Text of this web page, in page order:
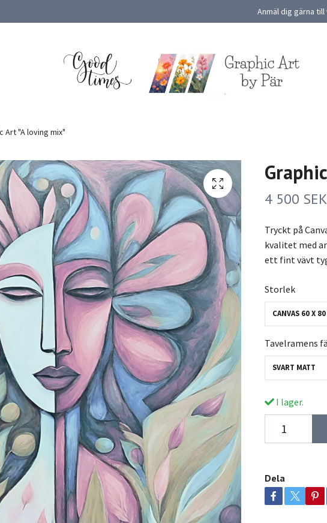
Anmäl dig gärna
Art "A loving mix"
4 500 SEK
Tryckt på
kvalitet med
ett fint vävt
Storlek
CANVAS 60 X
Tavelramens
SVART MATT
I lager.
Dela